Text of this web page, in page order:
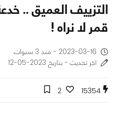
التزييف العميق ..
قمر لا نراه !
2023-03-16 - منذ 3 سنوات
اخر تحديث - بتاريخ 2023-05-12
15354
2